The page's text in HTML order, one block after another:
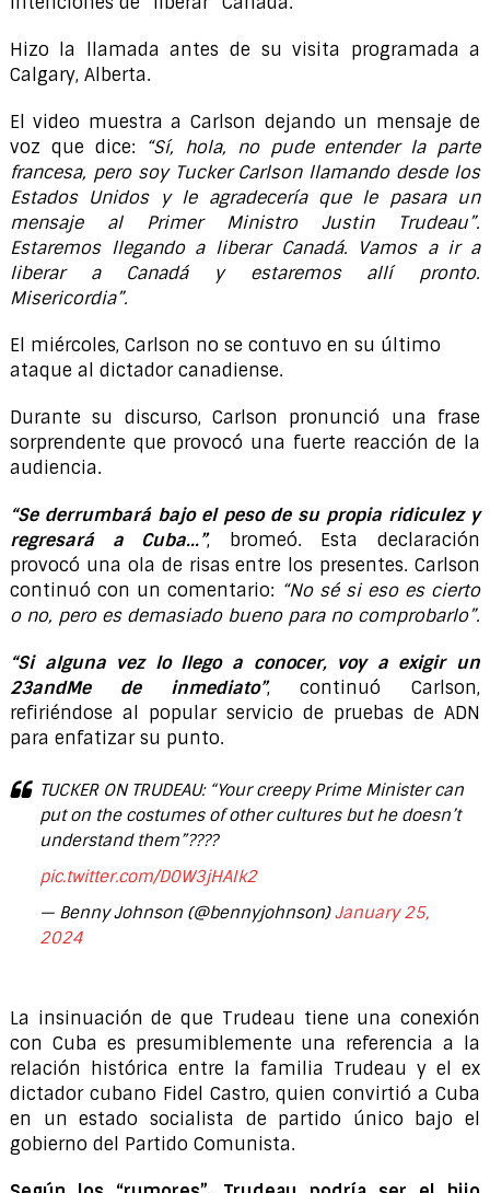
Hizo la llamada antes de su visita programada a
Calgary, Alberta.
El video muestra a Carlson dejando un mensaje de
voz que dice:
“Sí, hola, no pude entender la parte
francesa, pero soy Tucker Carlson llamando desde los
Estados Unidos y le agradecería que le pasara un
mensaje al Primer Ministro Justin Trudeau”.
Estaremos llegando a liberar Canadá. Vamos a ir a
liberar a Canadá y estaremos allí pronto.
Misericordia”.
El miércoles, Carlson no se contuvo en su último
ataque al dictador canadiense.
Durante su discurso, Carlson pronunció una frase
sorprendente que provocó una fuerte reacción de la
audiencia.
“Se derrumbará bajo el peso de su propia ridiculez y
regresará a Cuba…”, bromeó. Esta declaración
provocó una ola de risas entre los presentes. Carlson
continuó con un comentario: “No sé si eso es cierto
o no, pero es demasiado bueno para no comprobarlo”.
“Si alguna vez lo llego a conocer, voy a exigir un
23andMe de inmediato”, continuó Carlson,
refiriéndose al popular servicio de pruebas de ADN
para enfatizar su punto.
TUCKER ON TRUDEAU: “Your creepy Prime Minister can
put on the costumes of other cultures but he doesn’t
understand them”????
pic.twitter.com/D0W3jHAIk2
— Benny Johnson (@bennyjohnson)January 25,
2024
La insinuación de que Trudeau tiene una conexión
con Cuba es presumiblemente una referencia a la
relación histórica entre la familia Trudeau y el ex
dictador cubano Fidel Castro, quien convirtió a Cuba
en un estado socialista de partido único bajo el
gobierno del Partido Comunista.